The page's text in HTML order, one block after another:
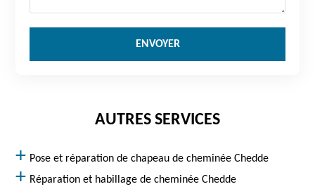
AUTRES SERVICES
Pose et réparation de chapeau de cheminée Chedde
Réparation et habillage de cheminée Chedde